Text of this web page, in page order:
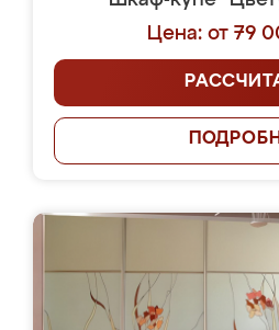
Цена: от 79